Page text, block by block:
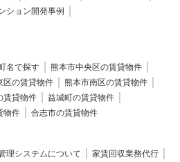
ション開発事例
名で探す
熊本市中央区の賃貸物件
区の賃貸物件
熊本市南区の賃貸物件
賃貸物件
益城町の賃貸物件
物件 合志市の賃貸物件
理システムについて
家賃回収業務代行